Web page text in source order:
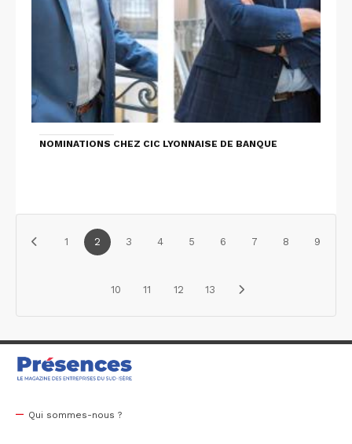
NOMINATIONS CHEZ CIC LYONNAISE DE BANQUE
1 2 3 4 5 6 7 8 9
10 11 12 13
Qui sommes-nous ?